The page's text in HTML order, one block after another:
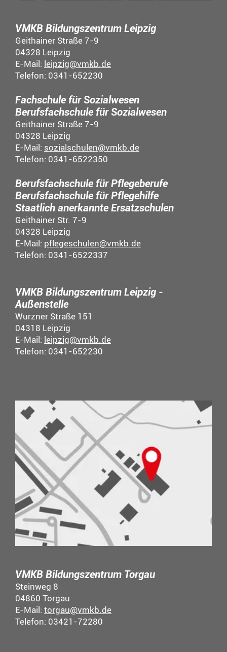
VMKB Bildungszentrum Leipzig
Geithainer Straße 7-9
04328 Leipzig
E-Mail: leipzig@vmkb.de
Telefon: 0341-652230
Fachschule für Sozialwesen
Berufsfachschule für Sozialwesen
Geithainer Straße 7-9
04328 Leipzig
E-Mail: sozialschulen@vmkb.de
Telefon: 0341-6522350
Berufsfachschule für Pflegeberufe
Berufsfachschule für Pflegehilfe
Staatlich anerkannte Ersatzschulen
Geithainer Str. 7-9
04328 Leipzig
E-Mail: pflegeschulen@vmkb.de
Telefon: 0341-6522337
VMKB Bildungszentrum Leipzig -
Außenstelle
Wurzner Straße 151
04318 Leipzig
E-Mail: leipzig@vmkb.de
Telefon: 0341-652230
VMKB Bildungszentrum Torgau
Steinweg 8
04860 Torgau
E-Mail: torgau@vmkb.de
Telefon: 03421-72280